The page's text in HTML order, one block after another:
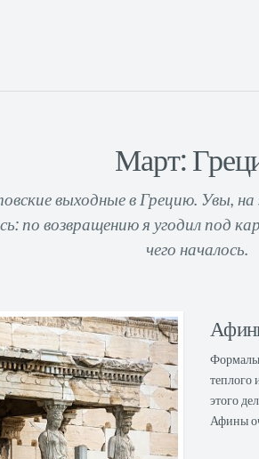
Март:
выходные в Грецию. Увы,
по возвращению я угодил под
чего началось.
теплого
этого
Афины